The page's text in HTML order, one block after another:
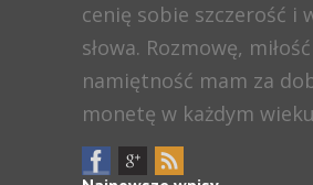
cenię sobie szczerość i
słowa. Rozmowę,
namiętność mam za
monetę w każdym